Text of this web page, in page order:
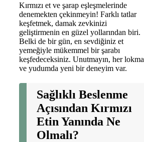
Kırmızı et ve şarap eşleşmelerinde
denemekten çekinmeyin! Farklı tatlar
keşfetmek, damak zevkinizi
geliştirmenin en güzel yollarından biri.
Belki de bir gün, en sevdiğiniz et
yemeğiyle mükemmel bir şarabı
keşfedeceksiniz. Unutmayın, her lokma
ve yudumda yeni bir deneyim var.
Sağlıklı Beslenme
Açısından Kırmızı
Etin Yanında Ne
Olmalı?